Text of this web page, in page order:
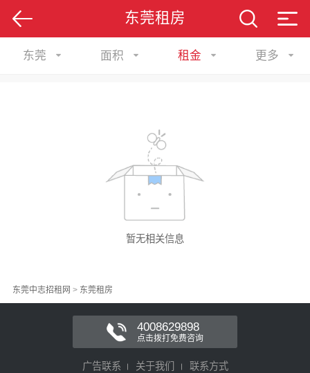
东莞租房
东莞 面积 租金 更多
暂无相关信息
东莞中志招租网 > 东莞租房
4008629898
点击拨打免费咨询
广告联系 关于我们 联系方式